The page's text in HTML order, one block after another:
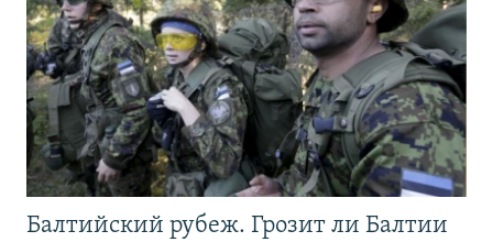
Балтийский рубеж. Грозит ли Балтии